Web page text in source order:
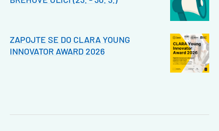
ZAPOJTE SE DO CLARA YOUNG
INNOVATOR AWARD 2026